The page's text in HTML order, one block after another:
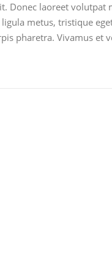
Donec laoreet volutpat
metus, tristique
pharetra. Vivamus et